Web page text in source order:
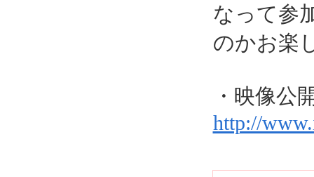
なって参
のかお楽
・映像
http://